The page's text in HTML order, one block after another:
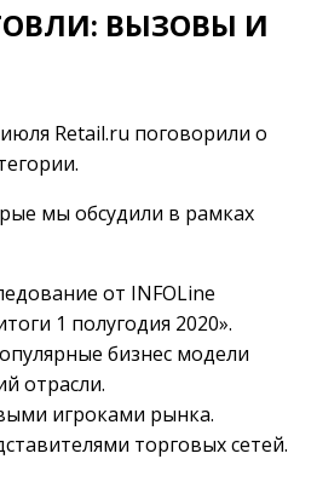
ВЫЗОВЫ И
Retail.ru поговорили о
мы обсудили в рамках
от INFOLine
1 полугодия 2020».
бизнес модели
отрасли.
игроками рынка.
торговых сетей.